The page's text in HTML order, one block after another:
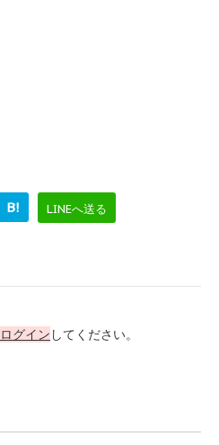
B! LINEへ送る
ログイン してください。